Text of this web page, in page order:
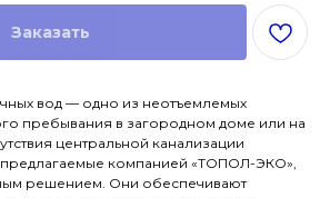
Заказать
вод — одно из неотъемлемых
пребывания в загородном доме или на
центральной канализации
предлагаемые компанией «ТОПОЛ-ЭКО»,
решением. Они обеспечивают